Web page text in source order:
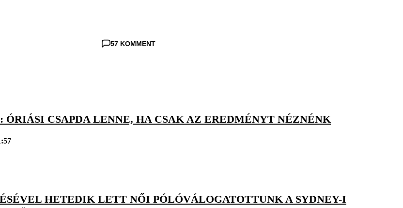
57 KOMMENT
ÓRIÁSI CSAPDA LENNE, HA CSAK AZ EREDMÉNYT NÉZNÉNK
HETEDIK LETT NŐI PÓLÓVÁLOGATOTTUNK A SYDNEY-I